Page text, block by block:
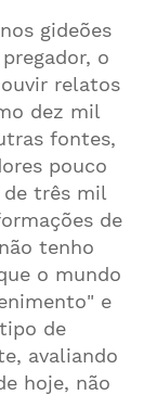
gideões
o
relatos
dez mil
fontes,
pouco
de três mil
de
tenho
o mundo
e
de
avaliando
hoje, não